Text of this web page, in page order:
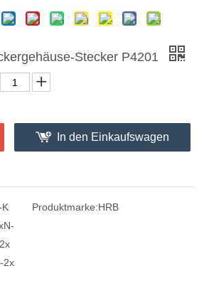
Stecker P4201
In den Einkaufswagen
K
2x
Produktmarke:HRB